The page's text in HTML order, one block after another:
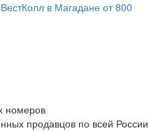
номеров
продавцов по всей России